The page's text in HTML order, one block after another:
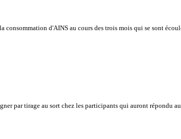
d'AINS au cours des trois mois qui se sont
par tirage au sort chez les participants qui auront répondu